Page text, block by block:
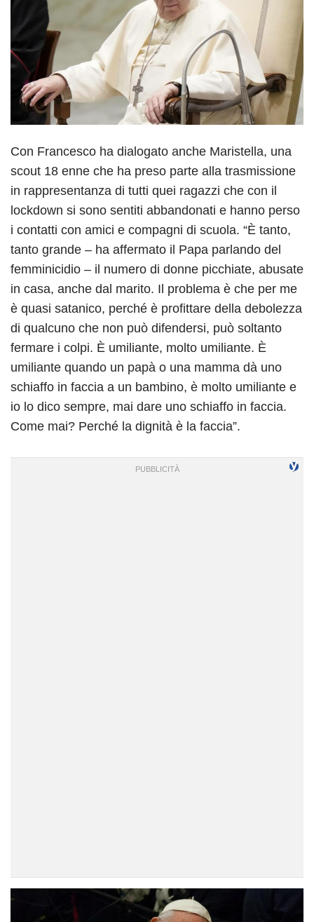
Con Francesco ha dialogato anche Maristella, una
scout 18 enne che ha preso parte alla trasmissione
in rappresentanza di tutti quei ragazzi che con il
lockdown si sono sentiti abbandonati e hanno perso
i contatti con amici e compagni di scuola. “È tanto,
tanto grande – ha affermato il Papa parlando del
femminicidio – il numero di donne picchiate, abusate
in casa, anche dal marito. Il problema è che per me
è quasi satanico, perché è profittare della debolezza
di qualcuno che non può difendersi, può soltanto
fermare i colpi. È umiliante, molto umiliante. È
umiliante quando un papà o una mamma dà uno
schiaffo in faccia a un bambino, è molto umiliante e
io lo dico sempre, mai dare uno schiaffo in faccia.
Come mai? Perché la dignità è la faccia”.